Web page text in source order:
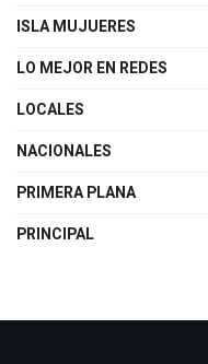
ISLA MUJUERES
LO MEJOR EN REDES
LOCALES
NACIONALES
PRIMERA PLANA
PRINCIPAL